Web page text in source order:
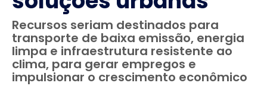
Recursos seriam destinados para
transporte de baixa emissão, energia
limpa e infraestrutura resistente ao
clima, para gerar empregos e
impulsionar o crescimento econômico